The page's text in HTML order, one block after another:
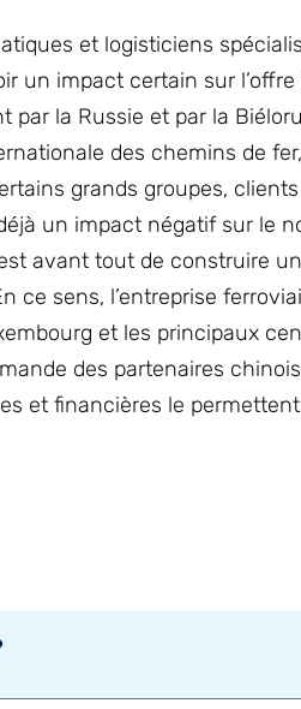
et logisticiens
un impact certain sur l’offre
par la Russie et par la
des chemins de
grands groupes,
un impact négatif sur le
avant tout de construire
ce sens, l’entreprise
et les principaux
des partenaires
et financières le